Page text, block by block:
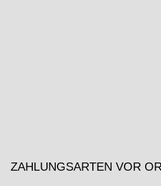
ZAHLUNGSARTEN VOR